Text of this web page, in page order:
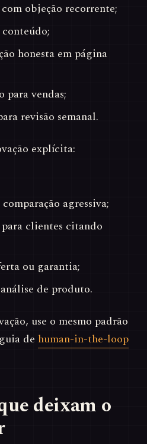
objeção recorrente;
honesta em página
para vendas;
revisão semanal.
explícita:
agressiva;
clientes citando
ou garantia;
de produto.
use o mesmo padrão
de human-in-the-loop
deixam o